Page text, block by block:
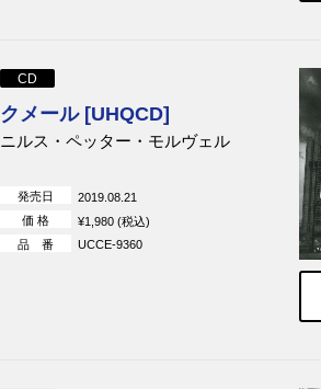
CD
クメール [UHQCD]
ニルス・ペッター・モルヴェル
発売日
2019.08.21
価 格
¥1,980 (税込)
品 番
UCCE-9360